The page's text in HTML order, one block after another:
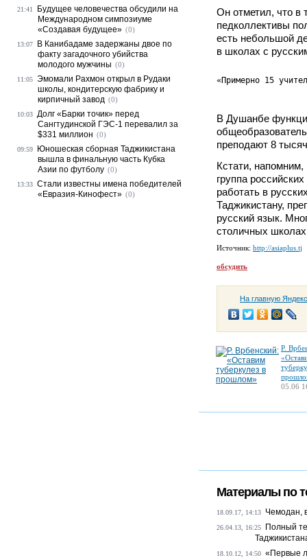
Он отметил, что в
педколлективы
есть небольшой
в школах с
«Примерно 15
В Душанбе
преподают 8
Кстати,
группа
работать в
Таджикистану,
русский язык.
столичных
Источник: http://asiaplus.tj
обсудить
На главную
Р.
05.06
Материалы по
18.09.17, 14:13 Чемодан,
26.04.13, 16:25
Полный
18.10.12, 14:50 «Первые
21:41
Будущее человечества обсудили на
Международном симпозиуме
«Создавая будущее» (0)
13:07
В Канибадаме задержаны двое по
факту загадочного убийства
молодого мужчины (0)
11:05 Эмомали Рахмон открыл в Рудаки
школы, кондитерскую фабрику и
кирпичный завод (0)
10:03 Долг «Барки точик» перед
Сангтудинской ГЭС-1 перевалил за
$331 миллион (0)
09:59
Юношеская сборная Таджикистана
вышла в финальную часть Кубка
Азии по футболу (0)
13:33 Стали известны имена победителей
«Евразия-Кинофест» (0)